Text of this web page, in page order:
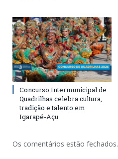
Concurso Intermunicipal de
Quadrilhas celebra cultura,
tradição e talento em
Igarapé-Açu
Os comentários estão fechados.